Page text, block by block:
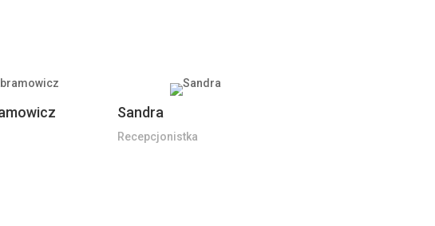
Sandra
Recepcjonistka